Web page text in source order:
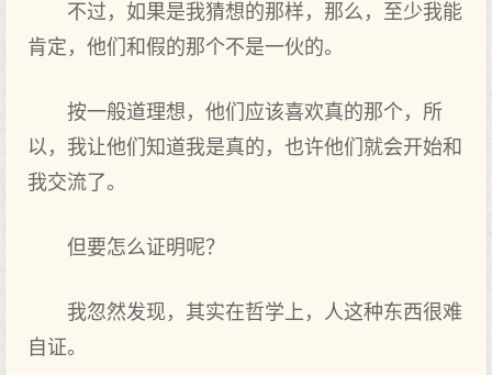
不过，如果是我猜想的那样，那么，至少我能
肯定，他们和假的那个不是一伙的。
按一般道理想，他们应该喜欢真的那个，所
以，我让他们知道我是真的，也许他们就会开始和
我交流了。
但要怎么证明呢？
我忽然发现，其实在哲学上，人这种东西很难
自证。